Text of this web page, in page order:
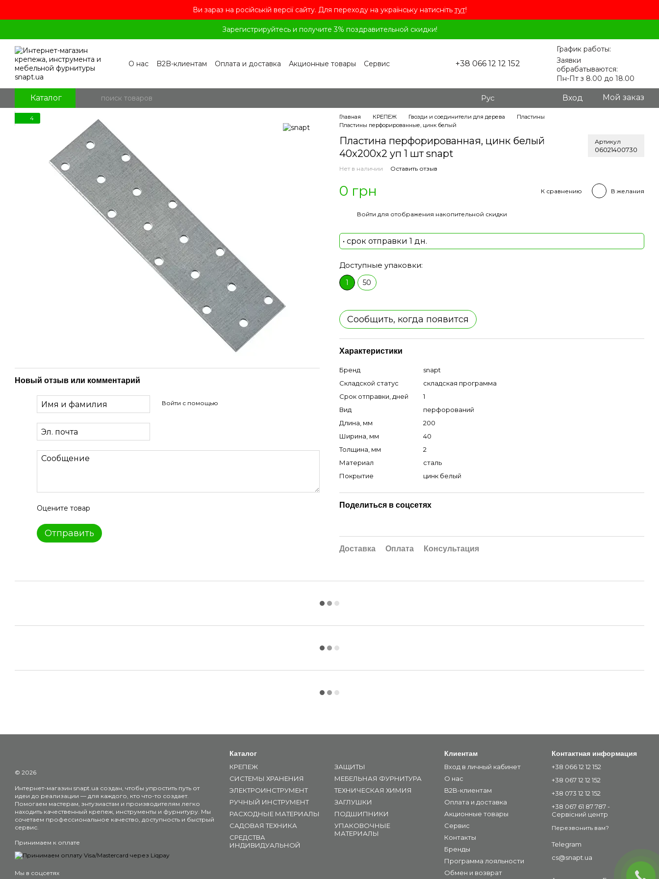
Ви зараз на російській версії сайту. Для переходу на українську натисніть тут!
Зарегистрируйтесь и получите 3% поздравительной скидки!
О нас B2B-клиентам Оплата и доставка Акционные товары
Сервис
+38 066 12 12 152
График работы:
Заявки
обрабатываются:
Пн-Пт з 8.00 до 18.00
Каталог Рус Вход Мой заказ
4
Новый отзыв или комментарий
Войти с помощью
Оцените товар
Отправить
Главная КРЕПЕЖ Гвозди и соединители для дерева
Пластины
Пластины перфорированные, цинк белый
Пластина перфорированная, цинк белый
40x200x2 уп 1 шт snapt
Артикул
06021400730
Нет в наличии Оставить отзыв
0 грн К сравнению В желания
Войти для отображения накопительной скидки
• срок отправки 1 дн.
Доступные упаковки:
1 50
Сообщить, когда появится
Характеристики
Бренд
snapt
Складской статус
складская программа
Срок отправки, дней
1
Вид
перфорований
Длина, мм
200
Ширина, мм
40
Толщина, мм
2
Материал
сталь
Покрытие
цинк белый
Поделиться в соцсетях
Доставка Оплата Консультация
© 2026
Интернет-магазин snapt.ua создан, чтобы упростить путь от
идеи до реализации — для каждого, кто что-то создает.
Помогаем мастерам, энтузиастам и производителям легко
находить качественный крепеж, инструменты и фурнитуру. Мы
сочетаем профессиональное качество, доступность и быстрый
сервис.
Принимаем к оплате
Мы в соцсетях
Каталог
КРЕПЕЖ
СИСТЕМЫ ХРАНЕНИЯ
ЭЛЕКТРОИНСТРУМЕНТ
РУЧНЫЙ ИНСТРУМЕНТ
РАСХОДНЫЕ МАТЕРИАЛЫ
САДОВАЯ ТЕХНИКА
СРЕДСТВА
ИНДИВИДУАЛЬНОЙ
ЗАЩИТЫ
МЕБЕЛЬНАЯ ФУРНИТУРА
ТЕХНИЧЕСКАЯ ХИМИЯ
ЗАГЛУШКИ
ПОДШИПНИКИ
УПАКОВОЧНЫЕ
МАТЕРИАЛЫ
Клиентам
Вход в личный кабинет
О нас
B2B-клиентам
Оплата и доставка
Акционные товары
Сервис
Контакты
Бренды
Программа лояльности
Обмен и возврат
Контактная информация
+38 066 12 12 152
+38 067 12 12 152
+38 073 12 12 152
+38 067 61 87 787 -
Сервісний центр
Перезвонить вам?
Telegram
cs@snapt.ua